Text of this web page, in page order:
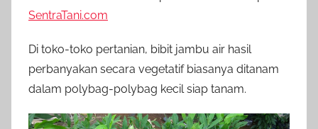
SentraTani.com
Di toko-toko pertanian, bibit jambu air hasil
perbanyakan secara vegetatif biasanya ditanam
dalam polybag-polybag kecil siap tanam.